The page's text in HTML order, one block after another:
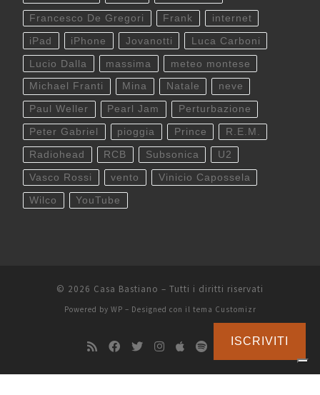
Francesco De Gregori Frank internet
iPad iPhone Jovanotti Luca Carboni
Lucio Dalla massima meteo montese
Michael Franti Mina Natale neve
Paul Weller Pearl Jam Perturbazione
Peter Gabriel pioggia Prince R.E.M.
Radiohead RCB Subsonica U2
Vasco Rossi vento Vinicio Capossela
Wilco YouTube
© 2026 Casa Bastiano – Tutti i diritti riservati
Powered by WP – Designed con il tema Customizr
ISCRIVITI